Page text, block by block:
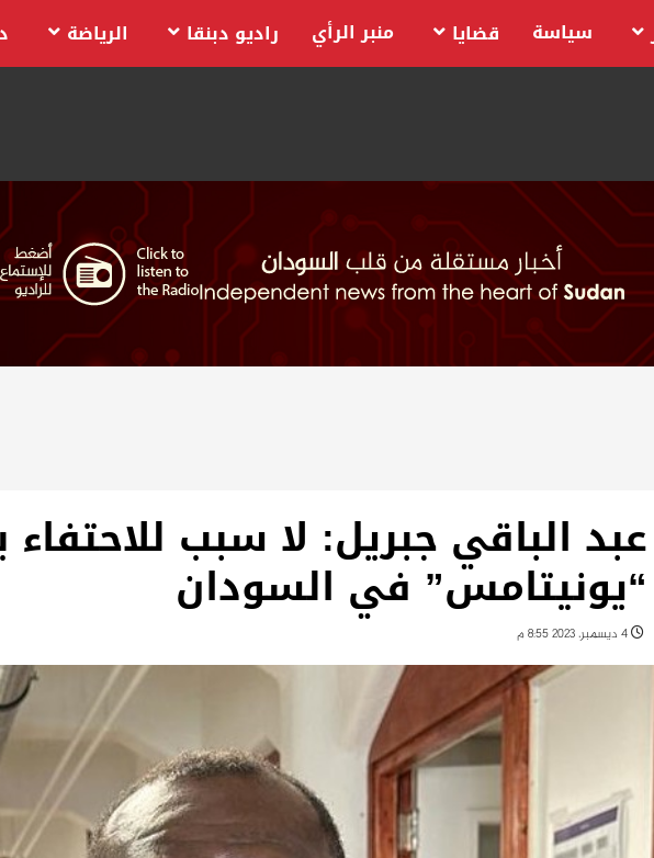
سياسة قضايا منبر الرأي راديو دبنقا الرياضة
عبد الباقي جبريل: لا سبب
“يونيتامس” في السودان
4 ديسمبر، 2023 8:55 م